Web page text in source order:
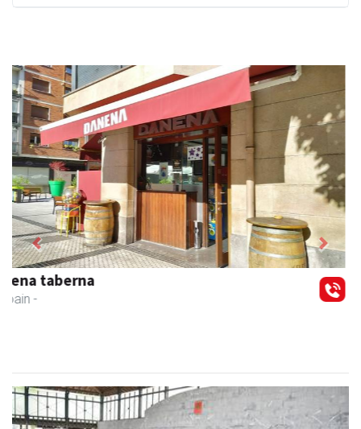
Francisco Mendikute
Andoain
Previous Next